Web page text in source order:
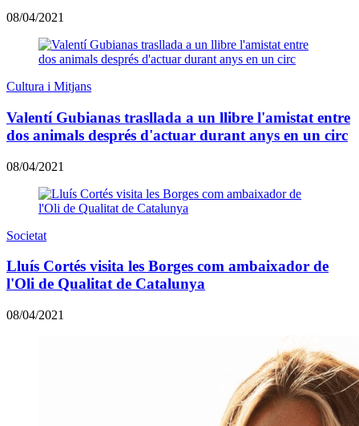
08/04/2021
Cultura i Mitjans
Valentí Gubianas trasllada a un llibre l'amistat entre
dos animals després d'actuar durant anys en un circ
08/04/2021
Societat
Lluís Cortés visita les Borges com ambaixador de
l'Oli de Qualitat de Catalunya
08/04/2021